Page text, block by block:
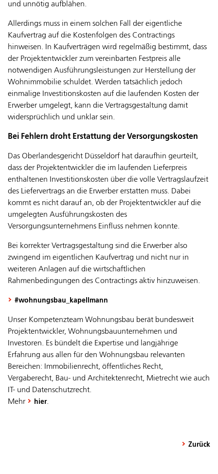
und unnötig aufblähen.
Allerdings muss in einem solchen Fall der eigentliche
Kaufvertrag auf die Kostenfolgen des Contractings
hinweisen. In Kaufverträgen wird regelmäßig bestimmt, dass
der Projektentwickler zum vereinbarten Festpreis alle
notwendigen Ausführungsleistungen zur Herstellung der
Wohnimmobilie schuldet. Werden tatsächlich jedoch
einmalige Investitionskosten auf die laufenden Kosten der
Erwerber umgelegt, kann die Vertragsgestaltung damit
widersprüchlich und unklar sein.
Bei Fehlern droht Erstattung der Versorgungskosten
Das Oberlandesgericht Düsseldorf hat daraufhin geurteilt,
dass der Projektentwickler die im laufenden Lieferpreis
enthaltenen Investitionskosten über die volle Vertragslaufzeit
des Liefervertrags an die Erwerber erstatten muss. Dabei
kommt es nicht darauf an, ob der Projektentwickler auf die
umgelegten Ausführungskosten des
Versorgungsunternehmens Einfluss nehmen konnte.
Bei korrekter Vertragsgestaltung sind die Erwerber also
zwingend im eigentlichen Kaufvertrag und nicht nur in
weiteren Anlagen auf die wirtschaftlichen
Rahmenbedingungen des Contractings aktiv hinzuweisen.
#wohnungsbau_kapellmann
Unser Kompetenzteam Wohnungsbau berät bundesweit
Projektentwickler, Wohnungsbauunternehmen und
Investoren. Es bündelt die Expertise und langjährige
Erfahrung aus allen für den Wohnungsbau relevanten
Bereichen: Immobilienrecht, öffentliches Recht,
Vergaberecht, Bau- und Architektenrecht, Mietrecht wie auch
IT- und Datenschutzrecht.
Mehr
hier.
Zurück